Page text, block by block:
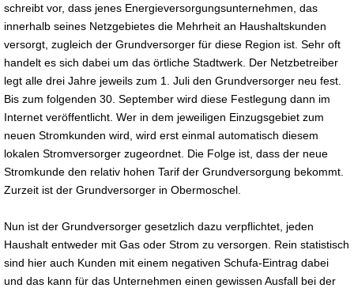
schreibt vor, dass jenes Energieversorgungsunternehmen, das
innerhalb seines Netzgebietes die Mehrheit an Haushaltskunden
versorgt, zugleich der Grundversorger für diese Region ist. Sehr oft
handelt es sich dabei um das örtliche Stadtwerk. Der Netzbetreiber
legt alle drei Jahre jeweils zum 1. Juli den Grundversorger neu fest.
Bis zum folgenden 30. September wird diese Festlegung dann im
Internet veröffentlicht. Wer in dem jeweiligen Einzugsgebiet zum
neuen Stromkunden wird, wird erst einmal automatisch diesem
lokalen Stromversorger zugeordnet. Die Folge ist, dass der neue
Stromkunde den relativ hohen Tarif der Grundversorgung bekommt.
Zurzeit ist der Grundversorger in Obermoschel.
Nun ist der Grundversorger gesetzlich dazu verpflichtet, jeden
Haushalt entweder mit Gas oder Strom zu versorgen. Rein statistisch
sind hier auch Kunden mit einem negativen Schufa-Eintrag dabei
und das kann für das Unternehmen einen gewissen Ausfall bei der